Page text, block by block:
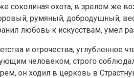
соколиная охота, в зрелом же
румяный, добродушный,
любовь к искусствам, умел
и отрочества,
человеком, строго
он ходил в церковь в